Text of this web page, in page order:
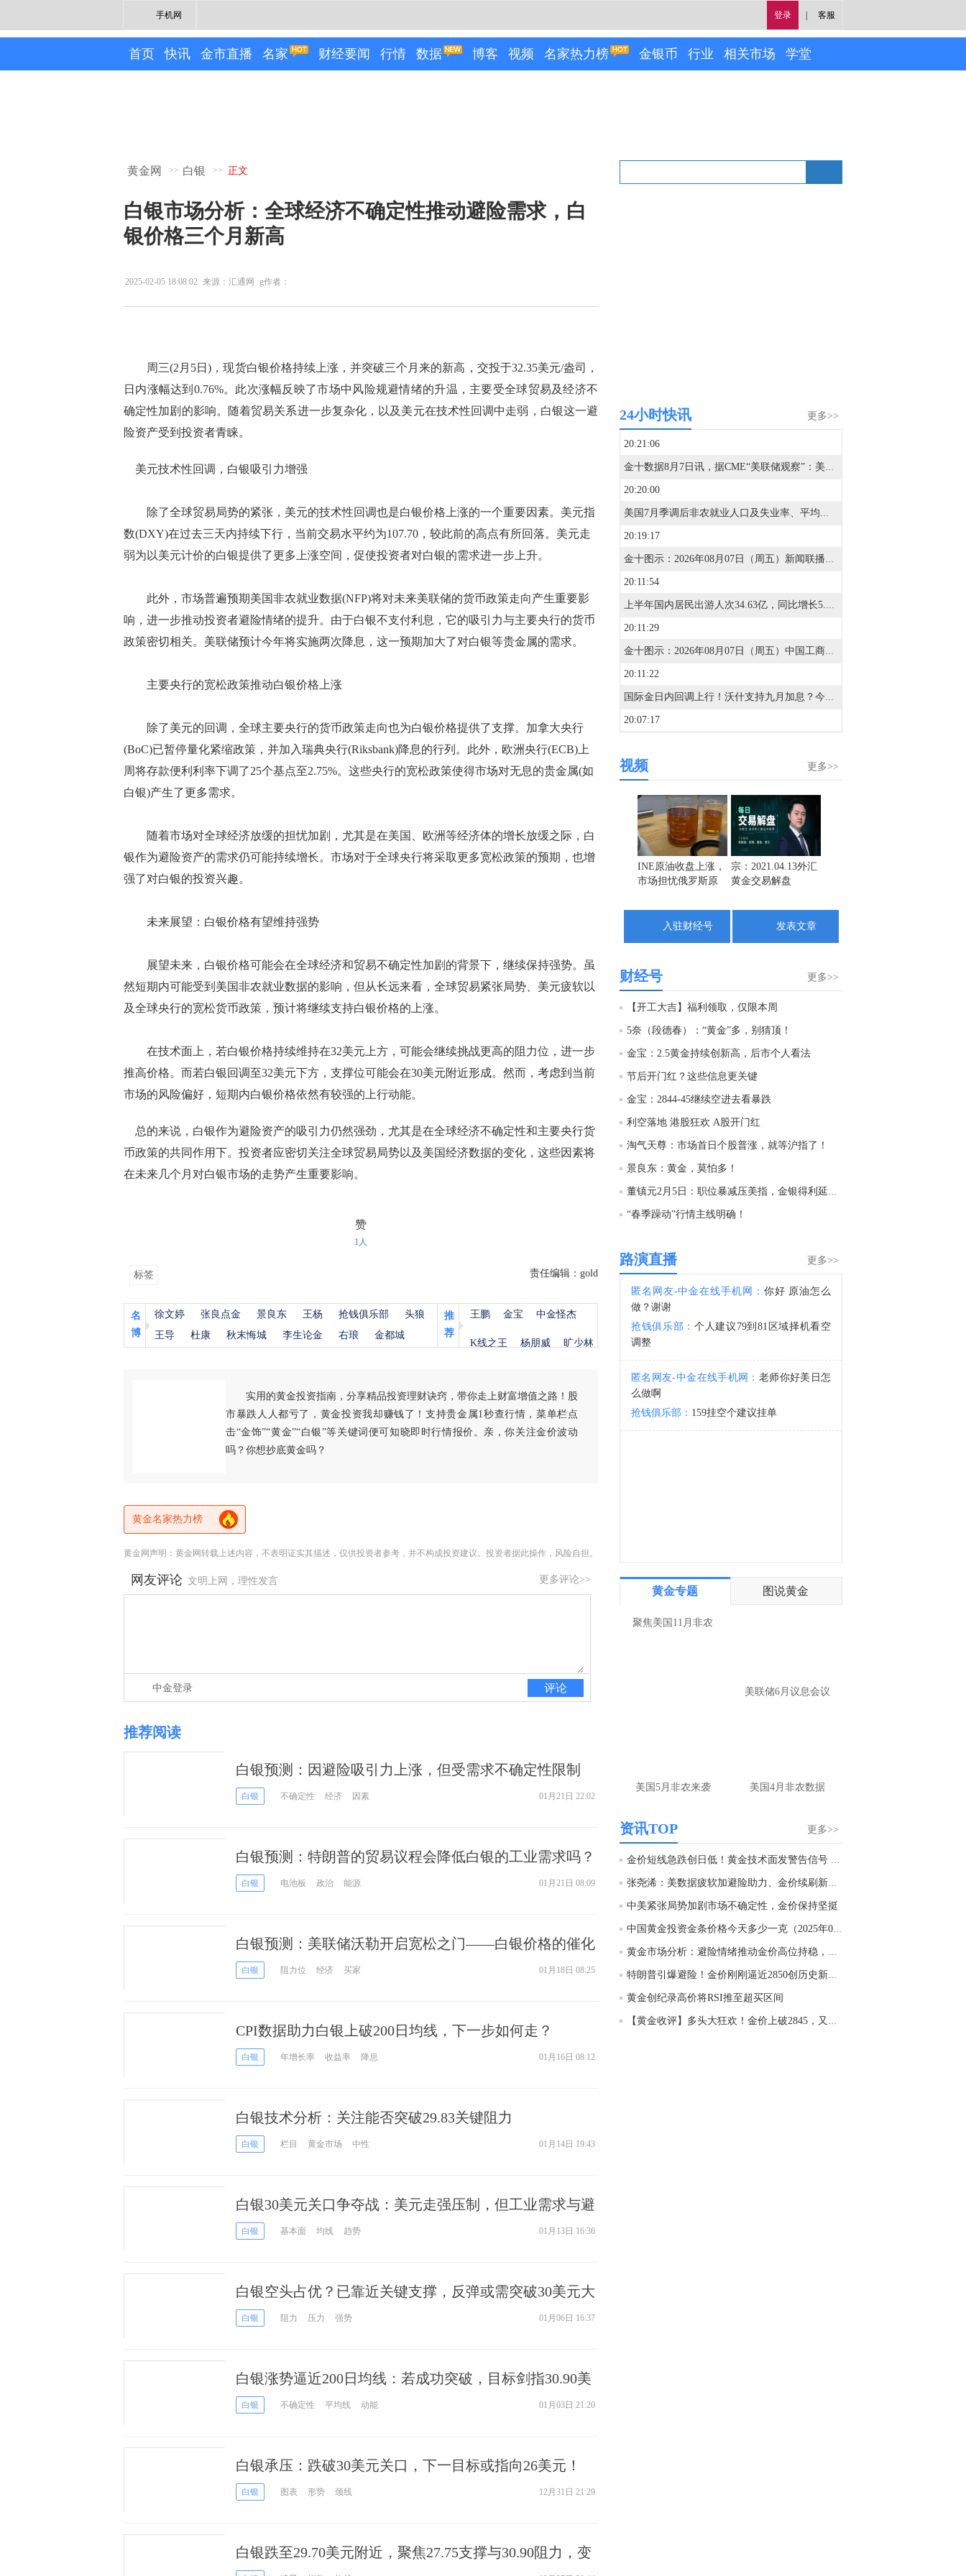
登录 客服
手机网
首页 快讯 金市直播 名家 财经要闻 行情 数据 博客 视频 名家热力榜 金银币 行业 相关市场 学堂
黄金网 >> 白银 >> 正文
白银市场分析：全球经济不确定性推动避险需求，白
银价格三个月新高
2025-02-05 18:08:02 来源：汇通网 g作者：
周三(2月5日)，现货白银价格持续上涨，并突破三个月来的新高，交投于32.35美元/盎司，
日内涨幅达到0.76%。此次涨幅反映了市场中风险规避情绪的升温，主要受全球贸易及经济不
确定性加剧的影响。随着贸易关系进一步复杂化，以及美元在技术性回调中走弱，白银这一避
险资产受到投资者青睐。
美元技术性回调，白银吸引力增强
除了全球贸易局势的紧张，美元的技术性回调也是白银价格上涨的一个重要因素。美元指
数(DXY)在过去三天内持续下行，当前交易水平约为107.70，较此前的高点有所回落。美元走
弱为以美元计价的白银提供了更多上涨空间，促使投资者对白银的需求进一步上升。
此外，市场普遍预期美国非农就业数据(NFP)将对未来美联储的货币政策走向产生重要影
响，进一步推动投资者避险情绪的提升。由于白银不支付利息，它的吸引力与主要央行的货币
政策密切相关。美联储预计今年将实施两次降息，这一预期加大了对白银等贵金属的需求。
主要央行的宽松政策推动白银价格上涨
除了美元的回调，全球主要央行的货币政策走向也为白银价格提供了支撑。加拿大央行
(BoC)已暂停量化紧缩政策，并加入瑞典央行(Riksbank)降息的行列。此外，欧洲央行(ECB)上
周将存款便利利率下调了25个基点至2.75%。这些央行的宽松政策使得市场对无息的贵金属(如
白银)产生了更多需求。
随着市场对全球经济放缓的担忧加剧，尤其是在美国、欧洲等经济体的增长放缓之际，白
银作为避险资产的需求仍可能持续增长。市场对于全球央行将采取更多宽松政策的预期，也增
强了对白银的投资兴趣。
未来展望：白银价格有望维持强势
展望未来，白银价格可能会在全球经济和贸易不确定性加剧的背景下，继续保持强势。虽
然短期内可能受到美国非农就业数据的影响，但从长远来看，全球贸易紧张局势、美元疲软以
及全球央行的宽松货币政策，预计将继续支持白银价格的上涨。
在技术面上，若白银价格持续维持在32美元上方，可能会继续挑战更高的阻力位，进一步
推高价格。而若白银回调至32美元下方，支撑位可能会在30美元附近形成。然而，考虑到当前
市场的风险偏好，短期内白银价格依然有较强的上行动能。
总的来说，白银作为避险资产的吸引力仍然强劲，尤其是在全球经济不确定性和主要央行货
币政策的共同作用下。投资者应密切关注全球贸易局势以及美国经济数据的变化，这些因素将
在未来几个月对白银市场的走势产生重要影响。
赞
1人
标签 责任编辑：gold
名
博
徐文婷 张良点金 景良东 王杨 抢钱俱乐部
头狼
王导
杜康 秋末悔城 李生论金 右琅 金都城
推
荐
王鹏 金宝 中金怪杰
K线之王 杨朋威 旷少林
实用的黄金投资指南，分享精品投资理财诀窍，带你走上财富增值之路！股
市暴跌人人都亏了，黄金投资我却赚钱了！支持贵金属1秒查行情，菜单栏点
击“金饰”“黄金”“白银”等关键词便可知晓即时行情报价。亲，你关注金价波动
吗？你想抄底黄金吗？
黄金名家热力榜
黄金网声明：黄金网转载上述内容，不表明证实其描述，仅供投资者参考，并不构成投资建议。投资者据此操作，风险自担。
更多评论>>
网友评论 文明上网，理性发言
评论
中金登录
推荐阅读
白银预测：因避险吸引力上涨，但受需求不确定性限制
白银 不确定性 经济 因素 01月21日 22:02
白银预测：特朗普的贸易议程会降低白银的工业需求吗？
白银 电池板 政治 能源 01月21日 08:09
白银预测：美联储沃勒开启宽松之门——白银价格的催化
剂？
白银 阻力位 经济 买家 01月18日 08:25
CPI数据助力白银上破200日均线，下一步如何走？
白银 年增长率 收益率 降息 01月16日 08:12
白银技术分析：关注能否突破29.83关键阻力
白银 栏目 黄金市场 中性 01月14日 19:43
白银30美元关口争夺战：美元走强压制，但工业需求与避
险情绪或助涨！
白银 基本面 均线 趋势 01月13日 16:36
白银空头占优？已靠近关键支撑，反弹或需突破30美元大
关！
白银 阻力 压力 强势 01月06日 16:37
白银涨势逼近200日均线：若成功突破，目标剑指30.90美
元及更高！
白银 不确定性 平均线 动能 01月03日 21:20
白银承压：跌破30美元关口，下一目标或指向26美元！
白银 图表 形势 颈线 12月31日 21:29
白银跌至29.70美元附近，聚焦27.75支撑与30.90阻力，变
更多>>
24小时快讯
20:21:06
金十数据8月7日讯，据CME“美联储观察”：美联储到9月维持利率不变的概率为45.3%，累计加息25个基点的概率为54.7%。美联储到10月维持利率不变的概率为32.2%，累计加息25个基点的概率为52.0%，累计加息50个基点的概率为15.7%。
20:20:00
美国7月季调后非农就业人口及失业率、平均时薪月率及年率、加拿大7月就业人数将于十分钟后公布。
20:19:17
金十图示：2026年08月07日（周五）新闻联播今日要点
20:11:54
上半年国内居民出游人次34.63亿，同比增长5.4%。（央视新闻）
20:11:29
金十图示：2026年08月07日（周五）中国工商银行账户贵金属行情
20:11:22
国际金日内回调上行！沃什支持九月加息？今晚非农数据是关键？金十交易学院正在直播中，立即观看！
20:07:17
20:04:17
20:01:47
20:01:36
波兰央行：7月份官方储备资产规模为2559.5亿欧元。
19:43:26
阿格斯研究：将SpaceX(SPCX.O)评级从持有提升至买入。
更多>>
视频
INE原油收盘上涨，
市场担忧俄罗斯原
宗：2021.04.13外汇
黄金交易解盘
入驻财经号 发表文章
更多>>
财经号
【开工大吉】福利领取，仅限本周
5奈（段德春）：“黄金”多，别猜顶！
金宝：2.5黄金持续创新高，后市个人看法
节后开门红？这些信息更关键
金宝：2844-45继续空进去看暴跌
利空落地 港股狂欢 A股开门红
淘气天尊：市场首日个股普涨，就等沪指了！
景良东：黄金，莫怕多！
董镇元2月5日：职位暴减压美指，金银得利延续多
“春季躁动”行情主线明确！
更多>>
路演直播
匿名网友-中金在线手机网： 你好 原油怎么
做？谢谢
抢钱俱乐部： 个人建议79到81区域择机看空
调整
匿名网友-中金在线手机网： 老师你好美日怎
么做啊
抢钱俱乐部： 159挂空个建议挂单
黄金专题 图说黄金
聚焦美国11月非农
美联储6月议息会议
美国5月非农来袭 美国4月非农数据
更多>>
资讯TOP
金价短线急跌创日低！黄金技术面发警告信号 FXS...
张尧浠：美数据疲软加避险助力、金价续刷新高仍...
中美紧张局势加剧市场不确定性，金价保持坚挺
中国黄金投资金条价格今天多少一克（2025年02月...
黄金市场分析：避险情绪推动金价高位持稳，未来...
特朗普引爆避险！金价刚刚逼近2850创历史新高 F...
黄金创纪录高价将RSI推至超买区间
【黄金收评】多头大狂欢！金价上破2845，又创新...